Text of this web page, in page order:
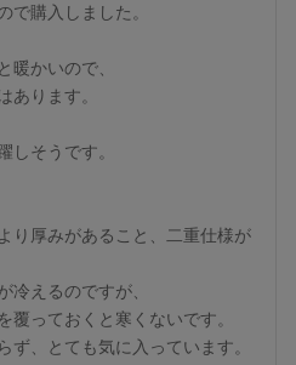
で購入しました。
暖かいので、
あります。
しそうです。
り厚みがあること、二重仕様が
冷えるのですが、
覆っておくと寒くないです。
ず、とても気に入っています。